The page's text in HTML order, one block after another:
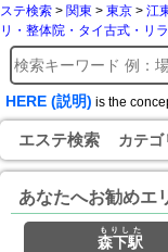
ステ検索 > 関東 > 東京 > 江
リ・整体院・タイ古式・リ
HERE (説明) is the
エステ検索 カテゴ
あなたへお勧めエ
森下駅
もりした